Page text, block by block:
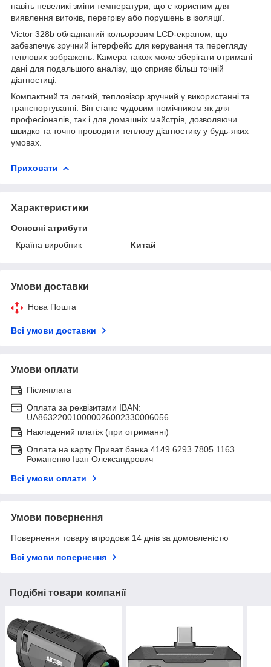
навіть невеликі зміни температури, що є корисним для
виявлення витоків, перегріву або порушень в ізоляції.
Victor 328b обладнаний кольоровим LCD-екраном, що
забезпечує зручний інтерфейс для керування та перегляду
теплових зображень. Камера також може зберігати отримані
дані для подальшого аналізу, що сприяє більш точній
діагностиці.
Компактний та легкий, тепловізор зручний у використанні та
транспортуванні. Він стане чудовим помічником як для
професіоналів, так і для домашніх майстрів, дозволяючи
швидко та точно проводити теплову діагностику у будь-яких
умовах.
Приховати
Характеристики
Основні атрибути
Країна виробник
Китай
Умови доставки
Нова Пошта
Всі умови доставки
Умови оплати
Післяплата
Оплата за реквізитами IBAN:
UA863220010000026002330006056
Накладений платіж (при отриманні)
Оплата на карту Приват банка 4149 6293 7805 1163
Романенко Іван Олександрович
Всі умови оплати
Умови повернення
Повернення товару впродовж 14 днів за домовленістю
Всі умови повернення
Подібні товари компанії